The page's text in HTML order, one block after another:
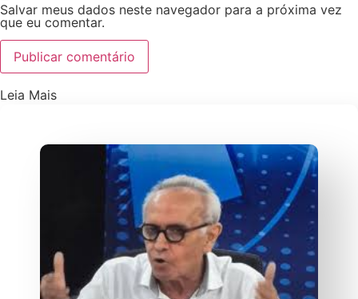
Salvar meus dados neste navegador para a próxima vez
que eu comentar.
Leia Mais